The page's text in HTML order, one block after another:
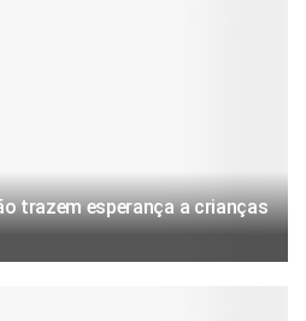
trazem esperança a crianças